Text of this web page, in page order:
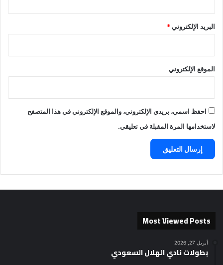
البريد الإلكتروني*
الموقع الإلكتروني
احفظ اسمي، بريدي الإلكتروني، والموقع الإلكتروني في هذا المتصفح
لاستخدامها المرة المقبلة في تعليقي.
Most Viewed Posts
أبريل 27, 2026
بطولات نادي الهلال السعودي